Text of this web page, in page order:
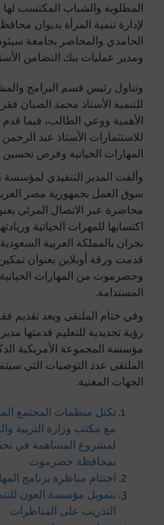
المطلوبة والشباب المكتسب لها
لإدارة تنمية المرأة بديوان
الحامدي والمحاضر بجامعة
ومدير عمليات بنك التضامن
وتناول رئيس قسم البرامج
للتنمية الأستاذ محمد الصبان
الأهمية ووعي الطالب، فيما قدم
للاستثمارات الأستاذ عبد
المهارات الحياتية وفرص تحسين
وألقت المدير التنفيذي لمؤسسة
سوق العمل بجمهورية مصر
محاضرة عبر الاتصال المرئي
اكتسابها للمهرات الحياتية
نجران بالمملكة العربية
قدمت ورقة أونلاين بعنوان
وحضرموت من المهارات
المستدامة.
وفي ختام الملتقى وبعد تقديم
رؤية تجديدية للتعليم قدمتها
مؤسسة المجموعة الأمريكية
الملتقى عدد التوصيات التي
الجهات المعنية.
تكتل منظمات المجتمع
مع مكتب وزارة التربية
لمشروع المساهمة في
بمحافظة حضرموت
اختتام مناظرة برنامج
بتمويل مؤسسة العون
التدريب على المناظرات